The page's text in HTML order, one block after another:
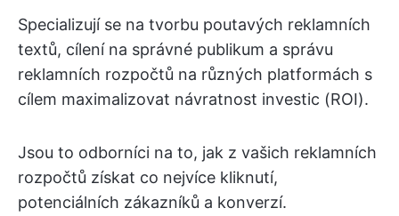
Specializují se na tvorbu poutavých reklamních
textů, cílení na správné publikum a správu
reklamních rozpočtů na různých platformách s
cílem maximalizovat návratnost investic (ROI).
Jsou to odborníci na to, jak z vašich reklamních
rozpočtů získat co nejvíce kliknutí,
potenciálních zákazníků a konverzí.